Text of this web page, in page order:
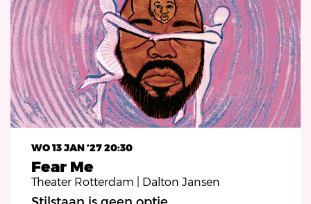
Fear Me
Theater Rotterdam | Dalton Jansen
WO 13 JAN ’2720:30
Stilstaan is geen optie